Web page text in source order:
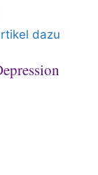
dazu